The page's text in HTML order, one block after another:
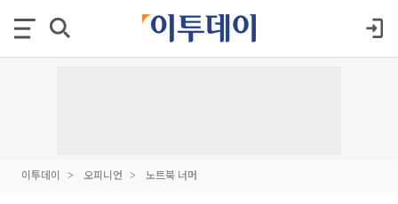
이투데이 오피니언 노트북 너머